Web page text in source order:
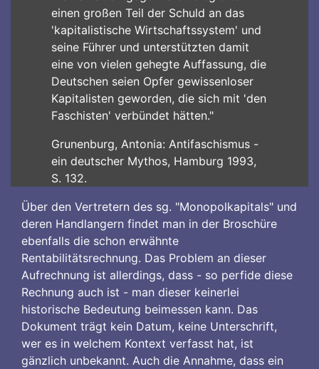
einen großen Teil der Schuld an das
'kapitalistische Wirtschaftssystem' und
seine Führer und unterstützten damit
eine von vielen gehegte Auffassung, die
Deutschen seien Opfer gewissenloser
Kapitalisten geworden, die sich mit 'den
Faschisten' verbündet hätten."
Grunenburg, Antonia: Antifaschismus -
ein deutscher Mythos, Hamburg 1993,
S. 132.
Über den Vertretern des sg. "Monopolkapitals" und
deren Handlangern findet man in der Broschüre
ebenfalls die schon erwähnte
Rentabilitätsrechnung. Das Problem an dieser
Aufrechnung ist allerdings, dass - so perfide diese
Rechnung auch ist - man dieser keinerlei
historische Bedeutung beimessen kann. Das
Dokument trägt kein Datum, keine Unterschrift,
wer es in welchem Kontext verfasst hat, ist
gänzlich unbekannt. Auch die Annahme, dass ein